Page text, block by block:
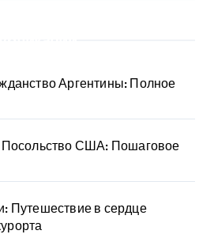
Аргентины: Полное
Посольство США: Пошаговое
Путешествие в сердце